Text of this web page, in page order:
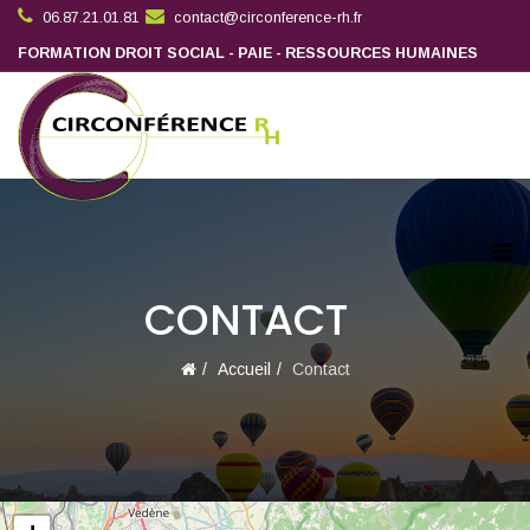
06.87.21.01.81 contact@circonference-rh.fr
FORMATION DROIT SOCIAL - PAIE - RESSOURCES HUMAINES
CONTACT
Accueil Contact